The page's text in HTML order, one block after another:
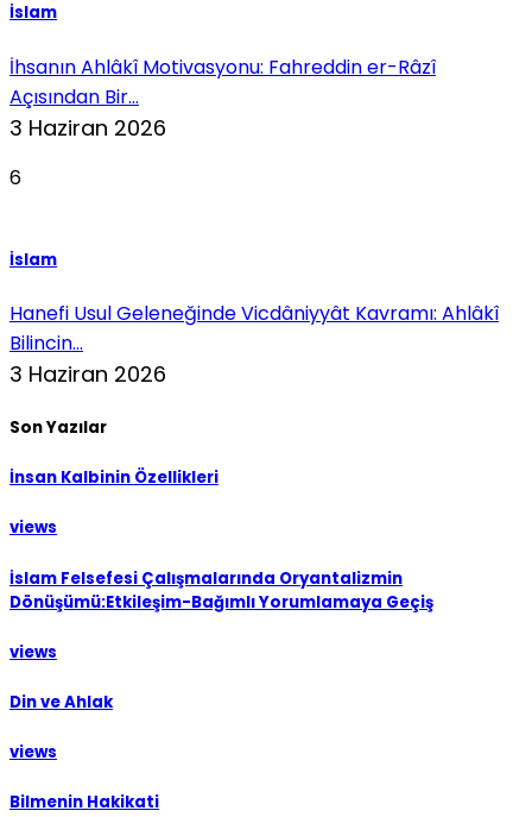
İslam
İhsanın Ahlâkî Motivasyonu: Fahreddin er-Râzî
Açısından Bir...
3 Haziran 2026
6
İslam
Hanefi Usul Geleneğinde Vicdâniyyât Kavramı: Ahlâkî
Bilincin...
3 Haziran 2026
Son Yazılar
İnsan Kalbinin Özellikleri
views
İslam Felsefesi Çalışmalarında Oryantalizmin
Dönüşümü:Etkileşim-Bağımlı Yorumlamaya Geçiş
views
Din ve Ahlak
views
Bilmenin Hakikati